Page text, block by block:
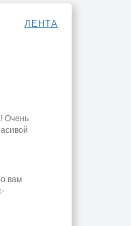
ЛЕНТА
Очень
вам